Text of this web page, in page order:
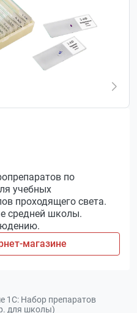
по
учебных
проходящего света.
средней школы.
магазине
1С: Набор препаратов
для школы)